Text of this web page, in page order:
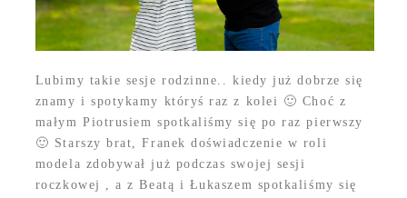
Lubimy takie sesje rodzinne.. kiedy już dobrze się
znamy i spotykamy któryś raz z kolei 🙂 Choć z
małym Piotrusiem spotkaliśmy się po raz pierwszy
🙂 Starszy brat, Franek doświadczenie w roli
modela zdobywał już podczas swojej sesji
roczkowej , a z Beatą i Łukaszem spotkaliśmy się